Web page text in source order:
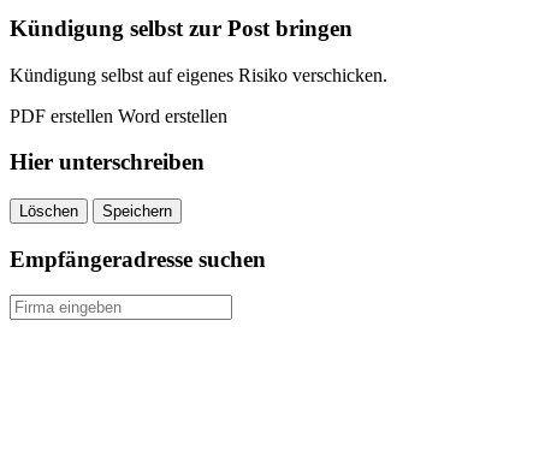
Kündigung selbst zur Post bringen
Kündigung selbst auf eigenes Risiko verschicken.
PDF erstellen Word erstellen
Hier unterschreiben
Löschen Speichern
Empfängeradresse suchen